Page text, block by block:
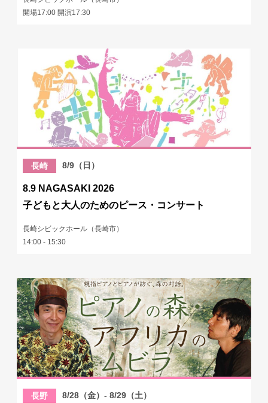
開場17:00 開演17:30
長崎 8/9（日）
8.9 NAGASAKI 2026
子どもと大人のためのピース・コンサート
長崎シビックホール（長崎市）
14:00 - 15:30
長野 8/28（金）- 8/29（土）